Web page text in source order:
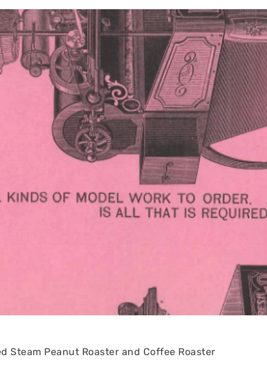
Steam Peanut Roaster and Coffee Roaster